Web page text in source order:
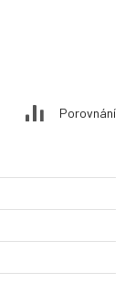
Porovnání